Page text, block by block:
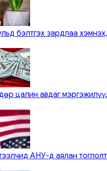
бэлтгэх зардлаа
цалин авдаг
АНУ-д аялан